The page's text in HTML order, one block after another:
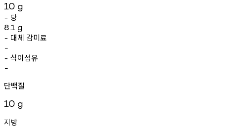
10 g
- 당
8.1 g
- 대체 감미료
-
- 식이섬유
-
단백질
10 g
지방